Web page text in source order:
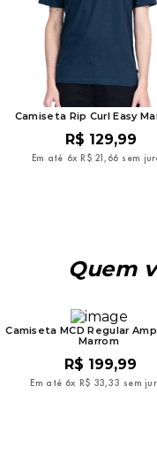
Camiseta Rip Curl Easy
R$ 129,99
Em até 6x R$ 21 , 66 sem
Quem
Camiseta MCD Regular
Marrom
R$ 199,99
Em até 6x R$ 33,33 sem